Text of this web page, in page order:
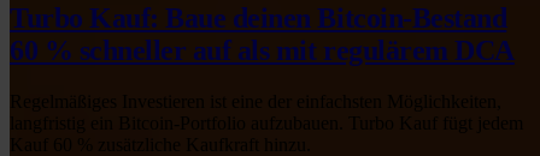
Turbo Kauf: Baue deinen Bitcoin-Bestand
60 % schneller auf als mit regulärem DCA
Regelmäßiges Investieren ist eine der einfachsten Möglichkeiten,
langfristig ein Bitcoin-Portfolio aufzubauen. Turbo Kauf fügt jedem
Kauf 60 % zusätzliche Kaufkraft hinzu.